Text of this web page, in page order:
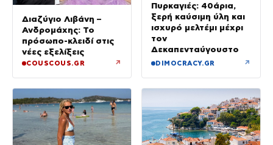
Διαζύγιο Λιβάνη –
Ανδρομάχης: Το
πρόσωπο-κλειδί στις
νέες εξελίξεις
COUSCOUS.GR ↗
Πυρκαγιές: 40άρια,
ξερή καύσιμη ύλη και
ισχυρό μελτέμι μέχρι
τον
Δεκαπενταύγουστο
DIMOCRACY.GR ↗